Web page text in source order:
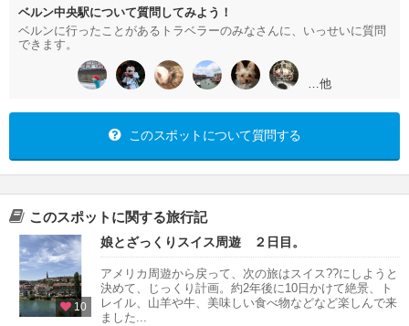
ベルン中央駅について質問してみよう！
ベルンに行ったことがあるトラベラーのみなさんに、いっせいに質問
できます。
…他
このスポットについて質問する
このスポットに関する旅行記
10
娘とざっくりスイス周遊 ２日目。
アメリカ周遊から戻って、次の旅はスイス??にしようと
決めて、じっくり計画。約2年後に10日かけて絶景、ト
レイル、山羊や牛、美味しい食べ物などなど楽しんで来
ました...